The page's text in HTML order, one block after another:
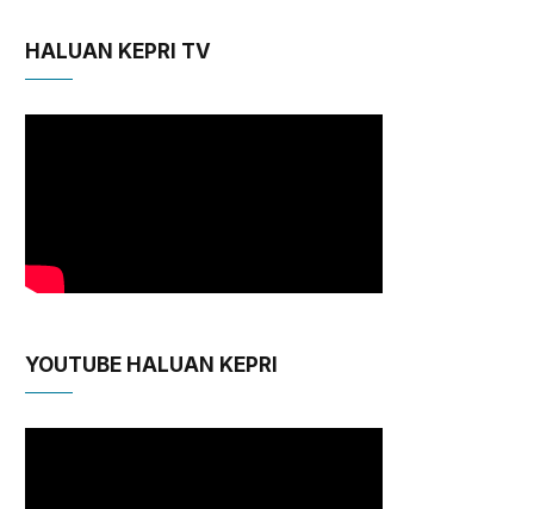
HALUAN KEPRI TV
YOUTUBE HALUAN KEPRI